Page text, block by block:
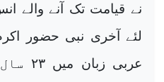
نے قیامت تک آنے والے
لئے آخری نبی حضور
عربی زبان میں۲۳